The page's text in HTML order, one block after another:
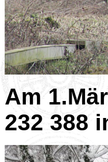
Am
232 388